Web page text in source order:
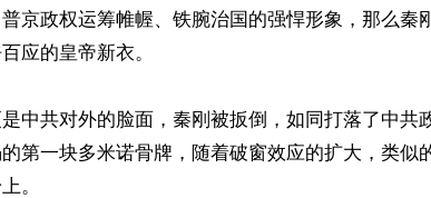
京政权运筹帷幄、铁腕治国的强悍形象，那么秦
应的皇帝新衣。
中共对外的脸面，秦刚被扳倒，如同打落了中共
第一块多米诺骨牌，随着破窗效应的扩大，类似
。